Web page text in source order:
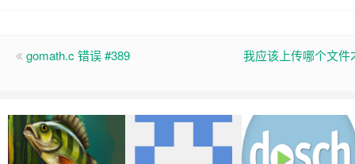
gomath.c 错误 #389 我应该上传哪个文件